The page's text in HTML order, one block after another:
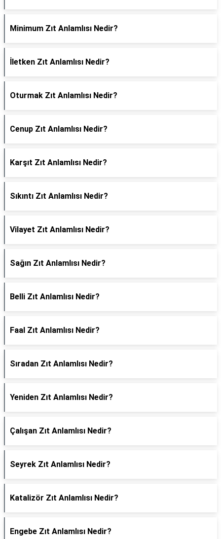
Minimum Zıt Anlamlısı Nedir?
İletken Zıt Anlamlısı Nedir?
Oturmak Zıt Anlamlısı Nedir?
Cenup Zıt Anlamlısı Nedir?
Karşıt Zıt Anlamlısı Nedir?
Sıkıntı Zıt Anlamlısı Nedir?
Vilayet Zıt Anlamlısı Nedir?
Sağın Zıt Anlamlısı Nedir?
Belli Zıt Anlamlısı Nedir?
Faal Zıt Anlamlısı Nedir?
Sıradan Zıt Anlamlısı Nedir?
Yeniden Zıt Anlamlısı Nedir?
Çalışan Zıt Anlamlısı Nedir?
Seyrek Zıt Anlamlısı Nedir?
Katalizör Zıt Anlamlısı Nedir?
Engebe Zıt Anlamlısı Nedir?